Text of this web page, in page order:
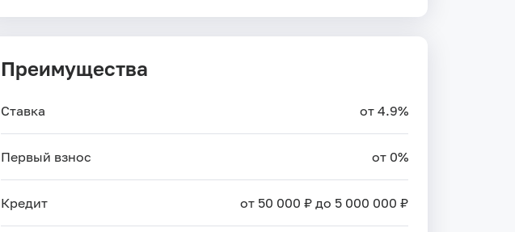
Преимущества
Ставка от 4.9%
Первый взнос от 0%
Кредит от 50 000 ₽ до 5 000 000 ₽